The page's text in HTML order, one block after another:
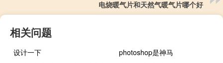
电烧暖气片和天然气暖气片哪个好
相关问题
设计一下
photoshop是神马